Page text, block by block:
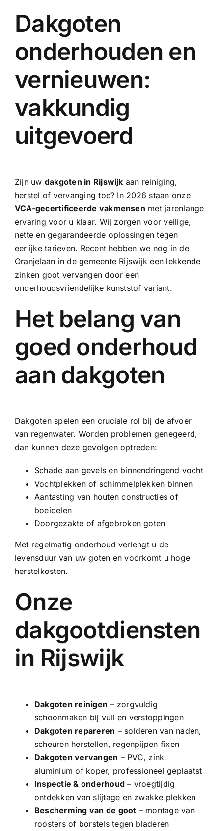
Dakgoten
onderhouden en
vernieuwen:
vakkundig
uitgevoerd
Zijn uw dakgoten in Rijswijk aan reiniging,
herstel of vervanging toe? In 2026 staan onze
VCA-gecertificeerde vakmensen met jarenlange
ervaring voor u klaar. Wij zorgen voor veilige,
nette en gegarandeerde oplossingen tegen
eerlijke tarieven. Recent hebben we nog in de
Oranjelaan in de gemeente Rijswijk een lekkende
zinken goot vervangen door een
onderhoudsvriendelijke kunststof variant.
Het belang van
goed onderhoud
aan dakgoten
Dakgoten spelen een cruciale rol bij de afvoer
van regenwater. Worden problemen genegeerd,
dan kunnen deze gevolgen optreden:
Schade aan gevels en binnendringend vocht
Vochtplekken of schimmelplekken binnen
Aantasting van houten constructies of
boeidelen
Doorgezakte of afgebroken goten
Met regelmatig onderhoud verlengt u de
levensduur van uw goten en voorkomt u hoge
herstelkosten.
Onze
dakgootdiensten
in Rijswijk
Dakgoten reinigen – zorgvuldig
schoonmaken bij vuil en verstoppingen
Dakgoten repareren – solderen van naden,
scheuren herstellen, regenpijpen fixen
Dakgoten vervangen – PVC, zink,
aluminium of koper, professioneel geplaatst
Inspectie & onderhoud – vroegtijdig
ontdekken van slijtage en zwakke plekken
Bescherming van de goot – montage van
roosters of borstels tegen bladeren